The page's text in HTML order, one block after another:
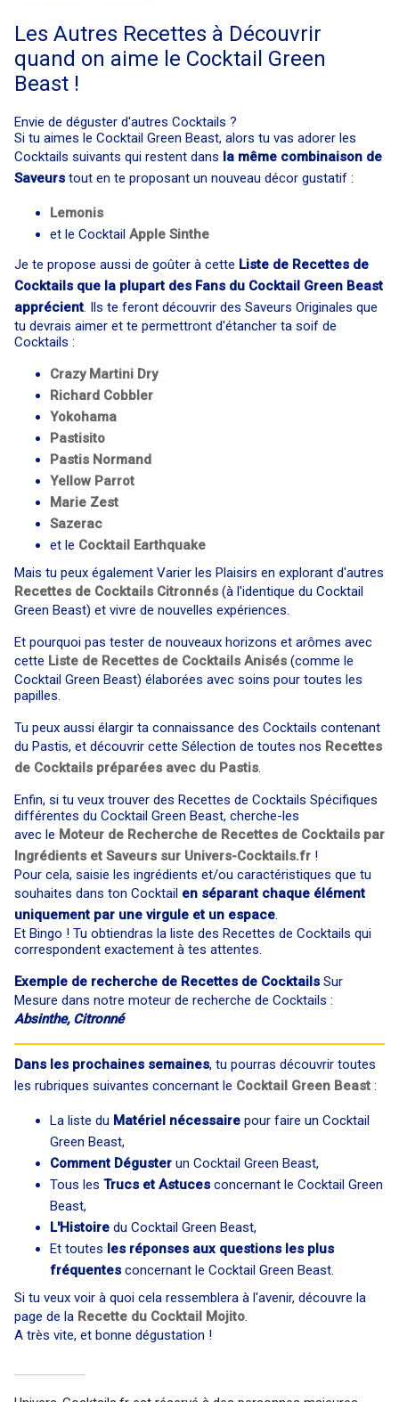
Les Autres Recettes à Découvrir
quand on aime le Cocktail Green
Beast !
Envie de déguster d'autres Cocktails ?
Si tu aimes le Cocktail Green Beast, alors tu vas adorer les
Cocktails suivants qui restent dans la même combinaison de
Saveurs tout en te proposant un nouveau décor gustatif :
Lemonis
et le Cocktail Apple Sinthe
Je te propose aussi de goûter à cette Liste de Recettes de
Cocktails que la plupart des Fans du Cocktail Green Beast
apprécient. Ils te feront découvrir des Saveurs Originales que
tu devrais aimer et te permettront d'étancher ta soif de
Cocktails :
Crazy Martini Dry
Richard Cobbler
Yokohama
Pastisito
Pastis Normand
Yellow Parrot
Marie Zest
Sazerac
et le Cocktail Earthquake
Mais tu peux également Varier les Plaisirs en explorant d'autres
Recettes de Cocktails Citronnés (à l'identique du Cocktail
Green Beast) et vivre de nouvelles expériences.
Et pourquoi pas tester de nouveaux horizons et arômes avec
cette Liste de Recettes de Cocktails Anisés (comme le
Cocktail Green Beast) élaborées avec soins pour toutes les
papilles.
Tu peux aussi élargir ta connaissance des Cocktails contenant
du Pastis, et découvrir cette Sélection de toutes nos Recettes
de Cocktails préparées avec du Pastis.
Enfin, si tu veux trouver des Recettes de Cocktails Spécifiques
différentes du Cocktail Green Beast, cherche-les
avec le Moteur de Recherche de Recettes de Cocktails par
Ingrédients et Saveurs sur Univers-Cocktails.fr !
Pour cela, saisie les ingrédients et/ou caractéristiques que tu
souhaites dans ton Cocktail en séparant chaque élément
uniquement par une virgule et un espace.
Et Bingo ! Tu obtiendras la liste des Recettes de Cocktails qui
correspondent exactement à tes attentes.
Exemple de recherche de Recettes de Cocktails Sur
Mesure dans notre moteur de recherche de Cocktails :
Absinthe, Citronné
Dans les prochaines semaines, tu pourras découvrir toutes
les rubriques suivantes concernant le Cocktail Green Beast :
La liste du Matériel nécessaire pour faire un Cocktail
Green Beast,
Comment Déguster un Cocktail Green Beast,
Tous les Trucs et Astuces concernant le Cocktail Green
Beast,
L'Histoire du Cocktail Green Beast,
Et toutes les réponses aux questions les plus
fréquentes concernant le Cocktail Green Beast.
Si tu veux voir à quoi cela ressemblera à l'avenir, découvre la
page de la Recette du Cocktail Mojito.
A très vite, et bonne dégustation !